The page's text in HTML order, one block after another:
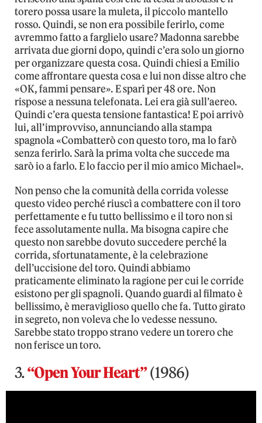
torero possa usare la muleta, il piccolo mantello
rosso. Quindi, se non era possibile ferirlo, come
avremmo fatto a farglielo usare? Madonna sarebbe
arrivata due giorni dopo, quindi c’era solo un giorno
per organizzare questa cosa. Quindi chiesi a Emilio
come affrontare questa cosa e lui non disse altro che
«OK, fammi pensare». E sparì per 48 ore. Non
rispose a nessuna telefonata. Lei era già sull’aereo.
Quindi c’era questa tensione fantastica! E poi arrivò
lui, all’improvviso, annunciando alla stampa
spagnola «Combatterò con questo toro, ma lo farò
senza ferirlo. Sarà la prima volta che succede ma
sarò io a farlo. E lo faccio per il mio amico Michael».
Non penso che la comunità della corrida volesse
questo video perché riuscì a combattere con il toro
perfettamente e fu tutto bellissimo e il toro non si
fece assolutamente nulla. Ma bisogna capire che
questo non sarebbe dovuto succedere perché la
corrida, sfortunatamente, è la celebrazione
dell’uccisione del toro. Quindi abbiamo
praticamente eliminato la ragione per cui le corride
esistono per gli spagnoli. Quando guardi al filmato è
bellissimo, è meraviglioso quello che fa. Tutto girato
in segreto, non voleva che lo vedesse nessuno.
Sarebbe stato troppo strano vedere un torero che
non ferisce un toro.
3.“Open Your Heart”(1986)